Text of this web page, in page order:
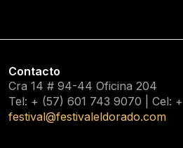
Contacto
Cra 14 # 94-44 Oficina 204
Tel: + (57) 601 743 9070 | Cel:
festival@festivaleldorado.com